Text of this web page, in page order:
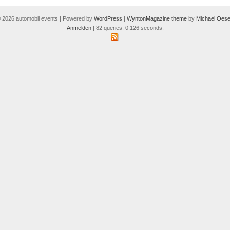
2026 automobil events | Powered by WordPress | WyntonMagazine theme by Michael
Anmelden| 82 queries. 0,126 seconds.